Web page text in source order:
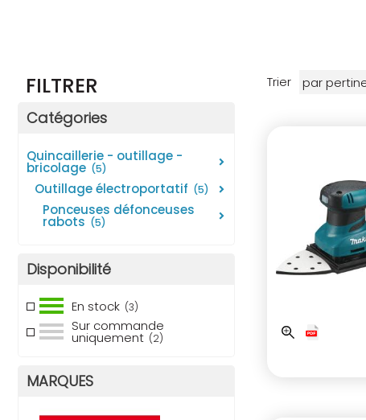
FILTRER
Catégories
quincaillerie - outillage -
bricolage (5)
outillage électroportatif (5)
ponceuses défonceuses
rabots (5)
Disponibilité
En stock (3)
Sur commande
uniquement (2)
MARQUES
Trier